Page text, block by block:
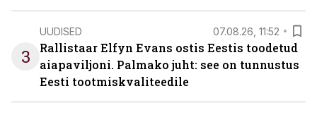
3
UUDISED 07.08.26, 11:52
Rallistaar Elfyn Evans ostis Eestis toodetud
aiapaviljoni. Palmako juht: see on tunnustus
Eesti tootmiskvaliteedile